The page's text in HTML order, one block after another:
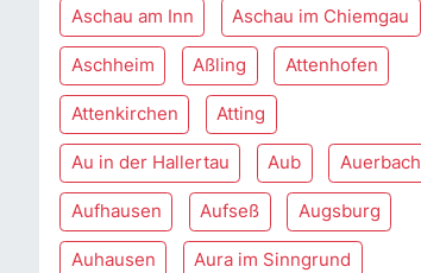
Aschau am Inn Aschau im Chiemgau
Aschheim Aßling Attenhofen
Attenkirchen Atting
Au in der Hallertau Aub Auerbach
Aufhausen Aufseß Augsburg
Auhausen Aura im Sinngrund